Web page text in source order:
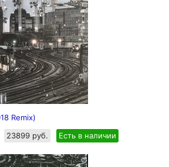
Remix)
23899 руб. Есть в наличии